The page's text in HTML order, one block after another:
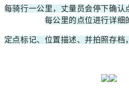
每骑行一公里，丈量员会停下确认
每公里的点位进行详细
定点标记、位置描述、并拍照存档